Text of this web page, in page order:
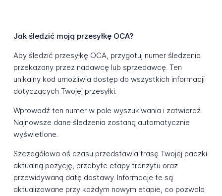
Jak śledzić moją przesyłkę OCA?
Aby śledzić przesyłkę OCA, przygotuj numer śledzenia
przekazany przez nadawcę lub sprzedawcę. Ten
unikalny kod umożliwia dostęp do wszystkich informacji
dotyczących Twojej przesyłki.
Wprowadź ten numer w pole wyszukiwania i zatwierdź.
Najnowsze dane śledzenia zostaną automatycznie
wyświetlone.
Szczegółowa oś czasu przedstawia trasę Twojej paczki:
aktualną pozycję, przebyte etapy tranzytu oraz
przewidywaną datę dostawy. Informacje te są
aktualizowane przy każdym nowym etapie, co pozwala